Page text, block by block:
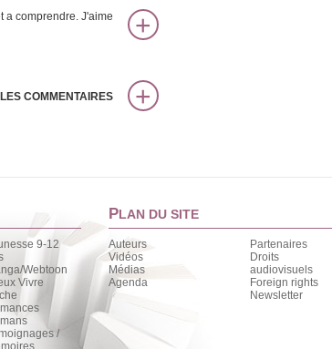
a comprendre. J'aime
COMMENTAIRES
9-12
Webtoon
Vivre
/
PLAN DU SITE
Auteurs
Vidéos
Médias
Agenda
Partenaires
Droits
audiovisuels
Foreign rights
Newsletter